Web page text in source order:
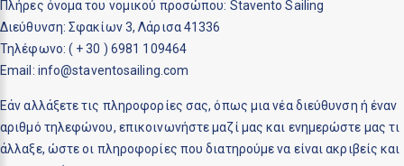
Πλήρες όνομα του νομικού προσώπου: Stavento Sailing
Διεύθυνση: Σφακίων 3, Λάρισα 41336
Τηλέφωνο: ( + 30 ) 6981 109464
Email:
@
Εάν αλλάξετε τις πληροφορίες σας, όπως μια νέα διεύθυνση ή έναν
αριθμό τηλεφώνου, επικοινωνήστε μαζί μας και ενημερώστε μας τι
άλλαξε, ώστε οι πληροφορίες που διατηρούμε να είναι ακριβείς και